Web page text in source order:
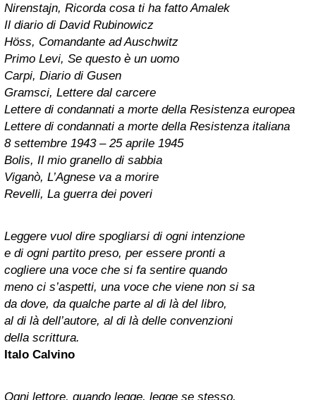
Nirenstajn, Ricorda cosa ti ha fatto Amalek
Il diario di David Rubinowicz
Höss, Comandante ad Auschwitz
Primo Levi, Se questo è un uomo
Carpi, Diario di Gusen
Gramsci, Lettere dal carcere
Lettere di condannati a morte della Resistenza europea
Lettere di condannati a morte della Resistenza italiana
8 settembre 1943 – 25 aprile 1945
Bolis, Il mio granello di sabbia
Viganò, L’Agnese va a morire
Revelli, La guerra dei poveri
Leggere vuol dire spogliarsi di ogni intenzione
e di ogni partito preso, per essere pronti a
cogliere una voce che si fa sentire quando
meno ci s’aspetti, una voce che viene non si sa
da dove, da qualche parte al di là del libro,
al di là dell’autore, al di là delle convenzioni
della scrittura.
Italo Calvino
Ogni lettore, quando legge, legge se stesso.